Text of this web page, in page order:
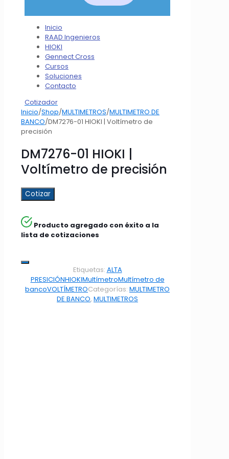
Inicio
RAAD Ingenieros
HIOKI
Gennect Cross
Cursos
Soluciones
Contacto
Cotizador
Inicio/Shop/MULTIMETROS/MULTIMETRO DE
BANCO/DM7276-01 HIOKI | Voltímetro de
precisión
DM7276-01 HIOKI |
Voltímetro de precisión
Cotizar
Producto agregado con éxito a la
lista de cotizaciones
Etiquetas: ALTA
PRESICIÓNHIOKIMultímetroMultímetro de
bancoVOLTÍMETROCategorías: MULTIMETRO
DE BANCO, MULTIMETROS